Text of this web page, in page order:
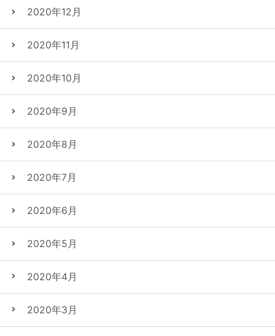
2020年12月
2020年11月
2020年10月
2020年9月
2020年8月
2020年7月
2020年6月
2020年5月
2020年4月
2020年3月